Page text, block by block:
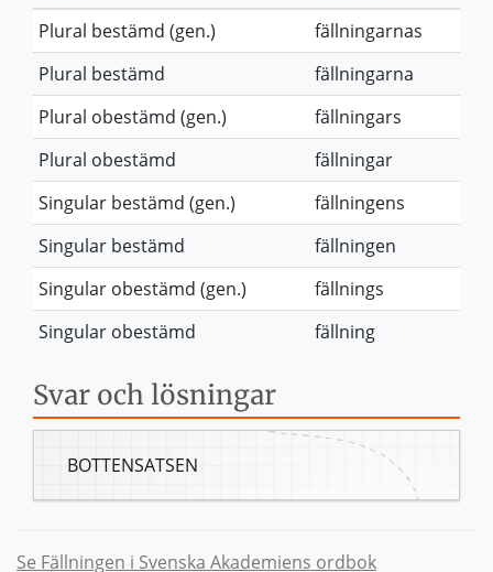
Plural bestämd (gen.)
fällningarnas
Plural bestämd
fällningarna
Plural obestämd (gen.)
fällningars
Plural obestämd
fällningar
Singular bestämd (gen.)
fällningens
Singular bestämd
fällningen
Singular obestämd (gen.)
fällnings
Singular obestämd
fällning
Svar och lösningar
BOTTENSATSEN
Se Fällningen i Svenska Akademiens ordbok